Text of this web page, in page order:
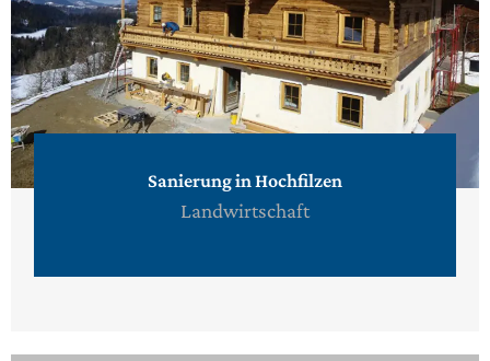
Sanierung in Hochfilzen
Landwirtschaft